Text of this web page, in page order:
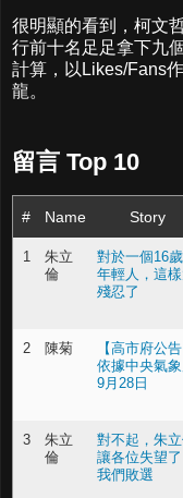
很明顯的看到，柯文
行前十名足足拿下九
計算，以Likes/Fans
龍。
留言 Top 10
# Name Story
1
朱立
倫
對於一個16
年輕人，這
殘忍了
2 陳菊
【高市府公告
依據中央氣
9月28日
3
朱立
倫
對不起，朱
讓各位失望了
我們敗選